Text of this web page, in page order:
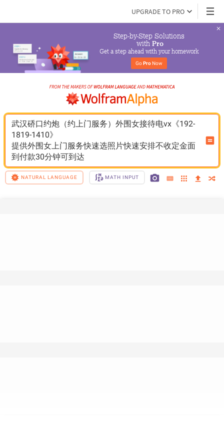
UPGRADE TO PRO
Step-by-Step Solutions
with Pro
Get a step ahead with your homework
Go Pro Now
武汉硚口约炮（约上门服务）外围女接待电vx《192-
1819-1410》
提供外围女上门服务快速选照片快速安排不收定金面
到付款30分钟可到达
NATURAL LANGUAGE MATH INPUT